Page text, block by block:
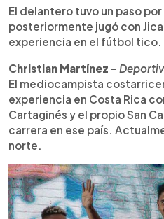
El delantero tuvo un paso por
posteriormente jugó con
experiencia en el fútbol tico.
Christian Martínez –
El mediocampista
experiencia en Costa Rica
Cartaginés y el propio San
carrera en ese país.
norte.